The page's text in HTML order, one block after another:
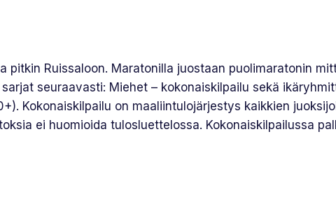
Ruissaloon. Maratonilla juostaan puolimaratonin
seuraavasti: Miehet – kokonaiskilpailu sekä
Kokonaiskilpailu on maaliintulojärjestys kaikkien
ei huomioida tulosluettelossa. Kokonaiskilpailussa